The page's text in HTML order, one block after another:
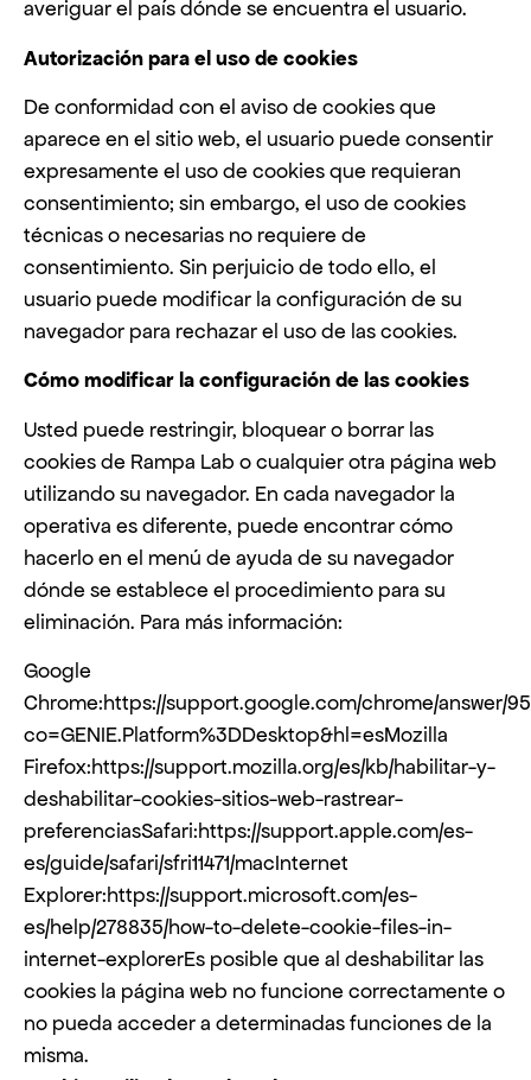
averiguar el país dónde se encuentra el usuario.
Autorización para el uso de cookies
De conformidad con el aviso de cookies que
aparece en el sitio web, el usuario puede consentir
expresamente el uso de cookies que requieran
consentimiento; sin embargo, el uso de cookies
técnicas o necesarias no requiere de
consentimiento. Sin perjuicio de todo ello, el
usuario puede modificar la configuración de su
navegador para rechazar el uso de las cookies.
Cómo modificar la configuración de las cookies
Usted puede restringir, bloquear o borrar las
cookies de Rampa Lab o cualquier otra página web
utilizando su navegador. En cada navegador la
operativa es diferente, puede encontrar cómo
hacerlo en el menú de ayuda de su navegador
dónde se establece el procedimiento para su
eliminación. Para más información:
Google
Chrome:https://support.google.com/chrome/answer/
co=GENIE.Platform%3DDesktop&hl=esMozilla
Firefox:https://support.mozilla.org/es/kb/habilitar-y-
deshabilitar-cookies-sitios-web-rastrear-
preferenciasSafari:https://support.apple.com/es-
es/guide/safari/sfri11471/macInternet
Explorer:https://support.microsoft.com/es-
es/help/278835/how-to-delete-cookie-files-in-
internet-explorerEs posible que al deshabilitar las
cookies la página web no funcione correctamente o
no pueda acceder a determinadas funciones de la
misma.